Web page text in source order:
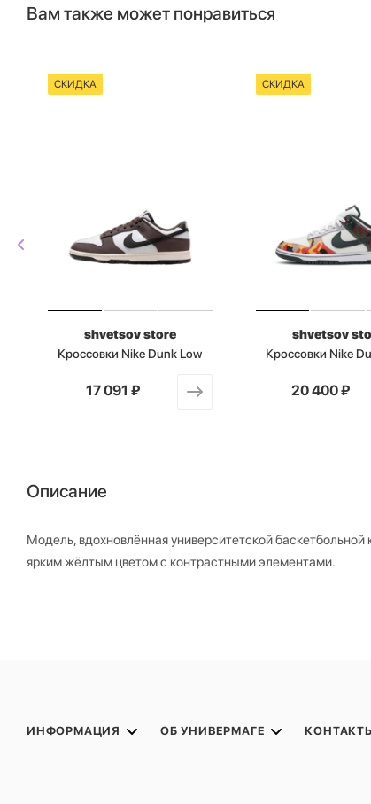
Вам также может понравиться
СКИДКА
shvetsov store
Кроссовки Nike Dunk Low
17 091 ₽
СКИДКА
shvetsov
Кроссовки Nike
от20 400 ₽
Описание
Модель, вдохновлённая университетской
ярким жёлтым цветом с контрастными элементами.
ИНФОРМАЦИЯ ОБ УНИВЕРМАГЕ